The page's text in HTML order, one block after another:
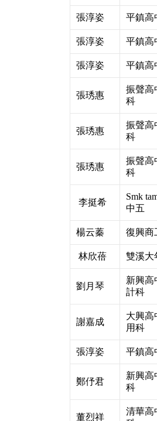
張淳姿 平鎮高
張淳姿 平鎮高
張淳姿 平鎮高
張琇惠
振聲高
科
張琇惠
振聲高
科
張琇惠
振聲高
科
李挺希
Smk
中五
楊云蓁 復興商
林欣蓓 雙溪大
劉月琴
新興高
計科
謝嘉成
大興高
用科
張淳姿 平鎮高
鄭伃君
新興高
科
董烈祥
清華高